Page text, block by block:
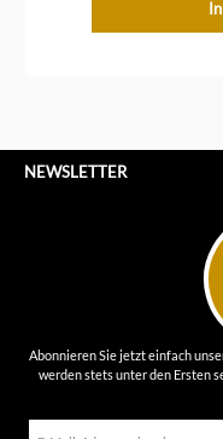
NEWSLETTER
Abonnieren Sie jetzt einfach
werden stets unter den Ersten